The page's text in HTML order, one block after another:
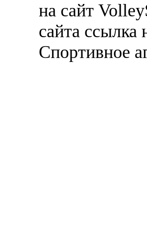
на сайт
сайта ссылка
Спортивное